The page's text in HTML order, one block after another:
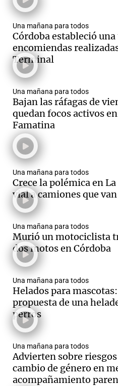
Una mañana para todos
Córdoba estableció una
encomiendas
Terminal
Una mañana para todos
Bajan las ráfagas de
quedan focos activos
Famatina
Una mañana para todos
Crece la polémica en
vial a camiones que
Una mañana para todos
Murió un motociclista
dos motos en Córdoba
Una mañana para todos
Helados para
propuesta de una
perros
Una mañana para todos
Advierten sobre
cambio de género en
acompañamiento